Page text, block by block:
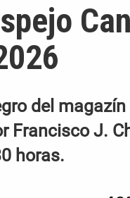
del
Francisco J.
horas.